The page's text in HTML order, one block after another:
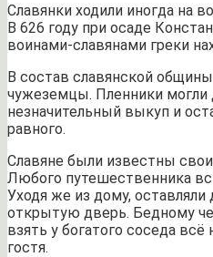
Славянки ходили иногда на
В 626 году при осаде
воинами-славянами греки
В состав славянской
чужеземцы. Пленники могли
незначительный выкуп и
равного.
Славяне были известны
Любого путешественника
Уходя же из дому, оставляли
открытую дверь. Бедному
взять у богатого соседа
гостя.